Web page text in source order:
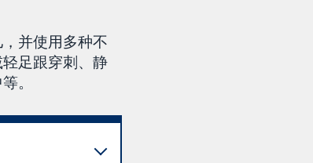
并使用多种不
足跟穿刺、静
。